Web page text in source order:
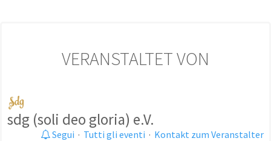
VERANSTALTET VON
sdg (soli deo gloria) e.V.
Segui · Tutti gli eventi · Kontakt zum Veranstalter